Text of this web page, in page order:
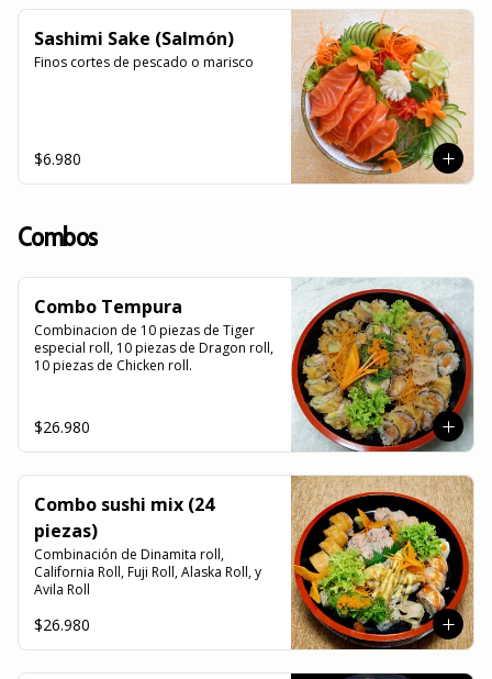
Sashimi Sake (Salmón)
Finos cortes de pescado o marisco
$6.980
Combos
Combo Tempura
Combinacion de 10 piezas de Tiger
especial roll, 10 piezas de Dragon roll,
10 piezas de Chicken roll.
$26.980
Combo sushi mix (24
piezas)
Combinación de Dinamita roll,
California Roll, Fuji Roll, Alaska Roll, y
Avila Roll
$26.980